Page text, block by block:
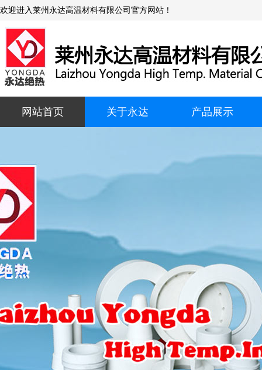
欢迎进入莱州永达高温材料有限公司官方网站！
网站首页 关于永达 产品展示